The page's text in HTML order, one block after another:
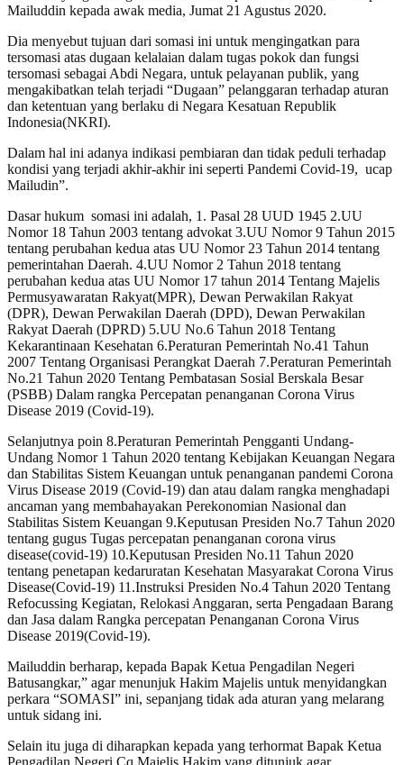
Mailuddin kepada awak media, Jumat 21 Agustus 2020.
Dia menyebut tujuan dari somasi ini untuk mengingatkan para
tersomasi atas dugaan kelalaian dalam tugas pokok dan fungsi
tersomasi sebagai Abdi Negara, untuk pelayanan publik, yang
mengakibatkan telah terjadi “Dugaan” pelanggaran terhadap aturan
dan ketentuan yang berlaku di Negara Kesatuan Republik
Indonesia(NKRI).
Dalam hal ini adanya indikasi pembiaran dan tidak peduli terhadap
kondisi yang terjadi akhir-akhir ini seperti Pandemi Covid-19, ucap
Mailudin”.
Dasar hukum somasi ini adalah, 1. Pasal 28 UUD 1945 2.UU
Nomor 18 Tahun 2003 tentang advokat 3.UU Nomor 9 Tahun 2015
tentang perubahan kedua atas UU Nomor 23 Tahun 2014 tentang
pemerintahan Daerah. 4.UU Nomor 2 Tahun 2018 tentang
perubahan kedua atas UU Nomor 17 tahun 2014 Tentang Majelis
Permusyawaratan Rakyat(MPR), Dewan Perwakilan Rakyat
(DPR), Dewan Perwakilan Daerah (DPD), Dewan Perwakilan
Rakyat Daerah (DPRD) 5.UU No.6 Tahun 2018 Tentang
Kekarantinaan Kesehatan 6.Peraturan Pemerintah No.41 Tahun
2007 Tentang Organisasi Perangkat Daerah 7.Peraturan Pemerintah
No.21 Tahun 2020 Tentang Pembatasan Sosial Berskala Besar
(PSBB) Dalam rangka Percepatan penanganan Corona Virus
Disease 2019 (Covid-19).
Selanjutnya poin 8.Peraturan Pemerintah Pengganti Undang-
Undang Nomor 1 Tahun 2020 tentang Kebijakan Keuangan Negara
dan Stabilitas Sistem Keuangan untuk penanganan pandemi Corona
Virus Disease 2019 (Covid-19) dan atau dalam rangka menghadapi
ancaman yang membahayakan Perekonomian Nasional dan
Stabilitas Sistem Keuangan 9.Keputusan Presiden No.7 Tahun 2020
tentang gugus Tugas percepatan penanganan corona virus
disease(covid-19) 10.Keputusan Presiden No.11 Tahun 2020
tentang penetapan kedaruratan Kesehatan Masyarakat Corona Virus
Disease(Covid-19) 11.Instruksi Presiden No.4 Tahun 2020 Tentang
Refocussing Kegiatan, Relokasi Anggaran, serta Pengadaan Barang
dan Jasa dalam Rangka percepatan Penanganan Corona Virus
Disease 2019(Covid-19).
Mailuddin berharap, kepada Bapak Ketua Pengadilan Negeri
Batusangkar,” agar menunjuk Hakim Majelis untuk menyidangkan
perkara “SOMASI” ini, sepanjang tidak ada aturan yang melarang
untuk sidang ini.
Selain itu juga di diharapkan kepada yang terhormat Bapak Ketua
Pengadilan Negeri Cq.Majelis Hakim yang ditunjuk agar